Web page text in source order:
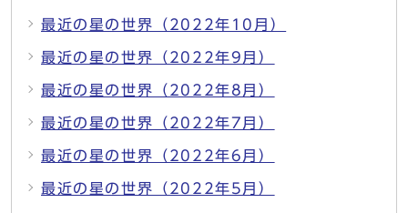
最近の星の世界（2022年10月）
最近の星の世界（2022年9月）
最近の星の世界（2022年8月）
最近の星の世界（2022年7月）
最近の星の世界（2022年6月）
最近の星の世界（2022年5月）